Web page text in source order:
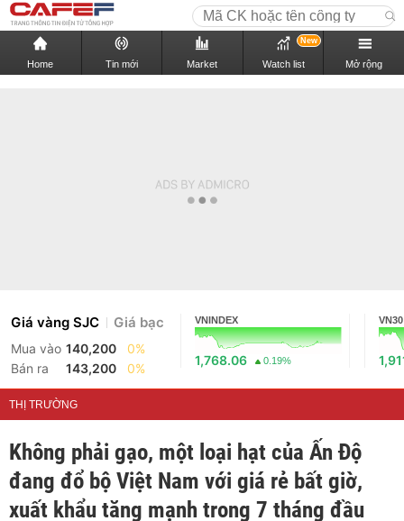
Home Tin mới Market Watch list
New
Mở rộng
Giá vàng SJC Giá bạc
Mua vào 140,200
0%
Bán ra
143,200 0%
VNINDEX
1,768.06 0.19%
VN30
THỊ TRƯỜNG
Không phải gạo, một loại hạt của Ấn Độ
đang đổ bộ Việt Nam với giá rẻ bất giờ,
xuất khẩu tăng mạnh trong 7 tháng đầu